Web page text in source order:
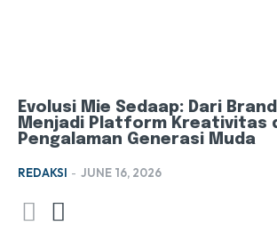
Evolusi Mie Sedaap: Dari
Menjadi Platform Kreativitas
Pengalaman Generasi Muda
REDAKSI - JUNE 16, 2026